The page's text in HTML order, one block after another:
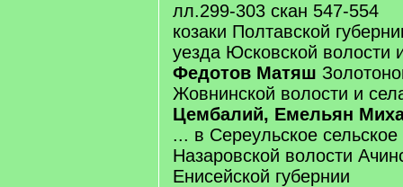
лл.299-303 скан 547-554
козаки Полтавской
уезда Юсковской волости
Федотов Матяш
Жовнинской волости и
Цембалий, Емельян
... в Сереульское
Назаровской волости
Енисейской губернии